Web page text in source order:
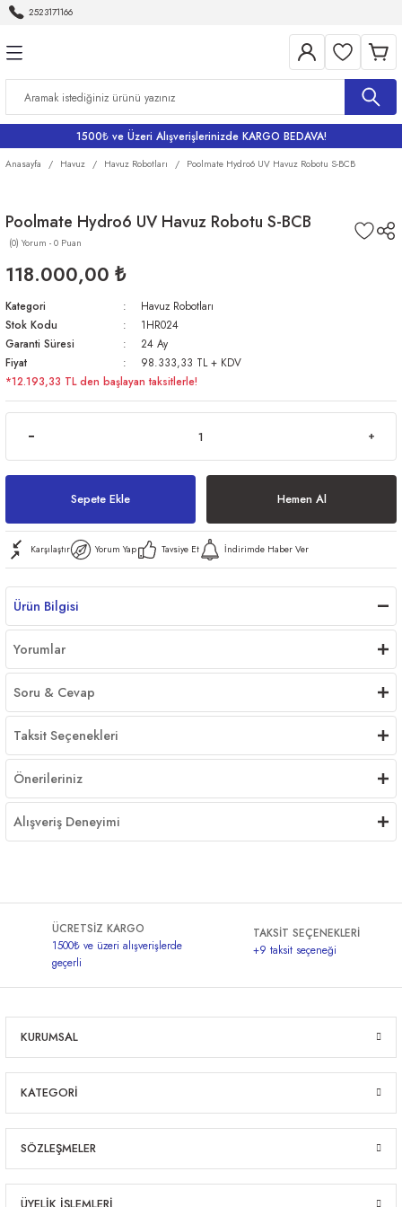
2523171166
Banyo Bataryaları
Eviye Bataryası
1500₺ ve Üzeri Alışverişlerinizde KARGO BEDAVA!
Anasayfa Havuz Havuz Robotları Poolmate Hydro6 UV Havuz Robotu S-BCB
Poolmate Hydro6 UV Havuz Robotu S-BCB
(0) Yorum - 0 Puan
118.000,00 ₺
Kategori
Havuz Robotları
Stok Kodu
1HR024
Garanti Süresi
24 Ay
Fiyat
98.333,33 TL + KDV
*12.193,33 TL den başlayan taksitlerle!
Sepete Ekle Hemen Al
Karşılaştır Yorum Yap Tavsiye Et İndirimde Haber Ver
Ürün Bilgisi
Yorumlar
Soru & Cevap
Taksit Seçenekleri
Önerileriniz
Alışveriş Deneyimi
ÜCRETSİZ KARGO
1500₺ ve üzeri alışverişlerde
geçerli
TAKSİT SEÇENEKLERİ
+9 taksit seçeneği
KURUMSAL
KATEGORİ
SÖZLEŞMELER